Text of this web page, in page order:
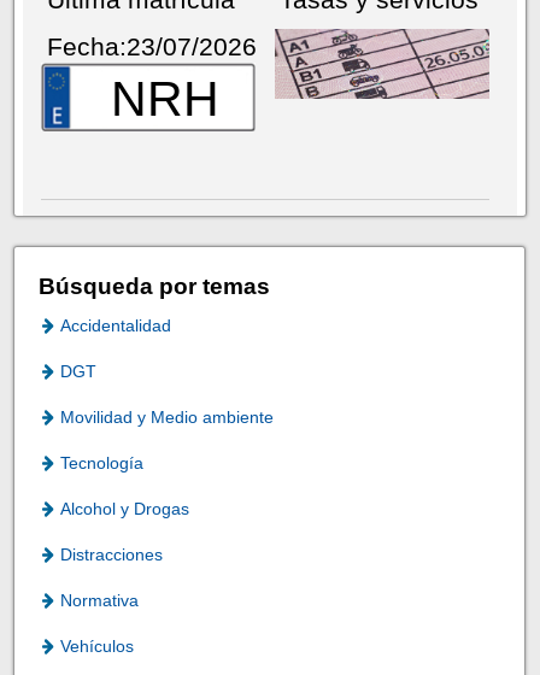
Fecha:23/07/2026
NRH
Búsqueda por temas
Accidentalidad
DGT
Movilidad y Medio ambiente
Tecnología
Alcohol y Drogas
Distracciones
Normativa
Vehículos